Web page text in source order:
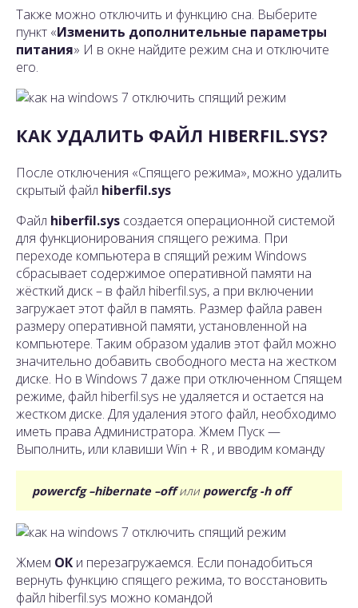
Также можно отключить и функцию сна. Выберите
пункт «Изменить дополнительные параметры
питания» И в окне найдите режим сна и отключите
его.
КАК УДАЛИТЬ ФАЙЛ HIBERFIL.SYS?
После отключения «Спящего режима», можно удалить
скрытый файл hiberfil.sys
Файл hiberfil.sys создается операционной системой
для функционирования спящего режима. При
переходе компьютера в спящий режим Windows
сбрасывает содержимое оперативной памяти на
жёсткий диск – в файл hiberfil.sys, а при включении
загружает этот файл в память. Размер файла равен
размеру оперативной памяти, установленной на
компьютере. Таким образом удалив этот файл можно
значительно добавить свободного места на жестком
диске. Но в Windows 7 даже при отключенном Спящем
режиме, файл hiberfil.sys не удаляется и остается на
жестком диске. Для удаления этого файл, необходимо
иметь права Администратора. Жмем Пуск —
Выполнить, или клавиши Win + R , и вводим команду
powercfg –hibernate –offили powercfg -h off
Жмем ОК и перезагружаемся. Если понадобиться
вернуть функцию спящего режима, то восстановить
файл hiberfil.sys можно командой